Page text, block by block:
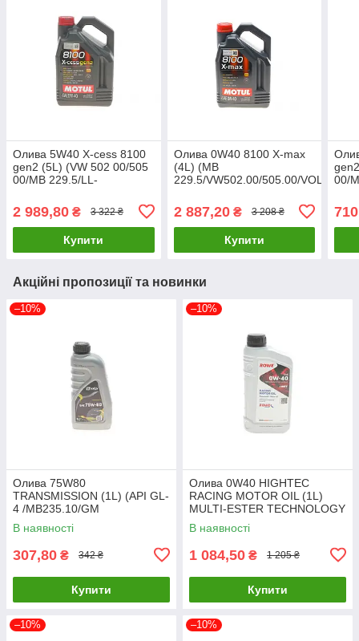
Олива 5W40 X-cess 8100
gen2 (5L) (VW 502 00/505
00/MB 229.5/LL-
2296) (1097 368206 gen2
UA61
2 989,80 ₴ 3 322 ₴
Купити
Олива 0W40 8100 X-max
(4L) (MB
229.5/VW502.00/505.00/VOLVO
(104532) MOTUL 348207
UA61
2 887,20₴ 3 208 ₴
Купити
00/
Акційні пропозиції та новинки
–10%
Олива 75W80
TRANSMISSION (1L) (API GL-
4 /MB235.10/GM
1940182/FORD WSD
M2C200-D) SOLGY 504035
В наявності
307,80 ₴ 342 ₴
Купити
–10%
Олива 0W40 HIGHTEC
RACING MOTOR OIL (1L)
MULTI-ESTER TECHNOLOGY
ROWE 20092-0010-99 UA61
В наявності
1 084,50 ₴ 1 205 ₴
Купити
–10% –10%